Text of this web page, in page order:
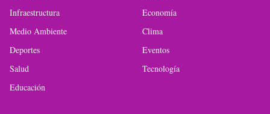
Infraestructura
Economía
Medio Ambiente
Clima
Deportes
Eventos
Salud
Tecnología
Educación